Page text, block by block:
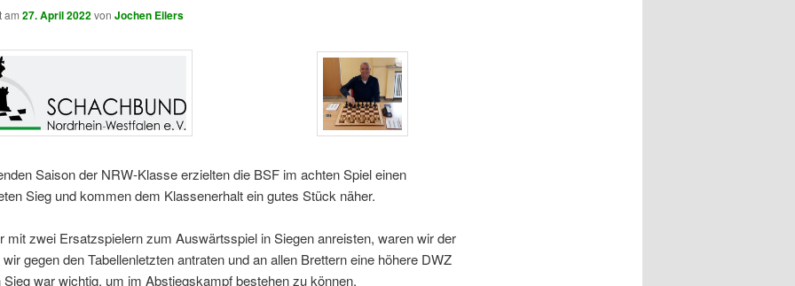
am 27. April 2022von Jochen Eilers
Saison der NRW-Klasse erzielten die BSF im achten Spiel einen
Sieg und kommen dem Klassenerhalt ein gutes Stück näher.
mit zwei Ersatzspielern zum Auswärtsspiel in Siegen anreisten, waren wir der
wir gegen den Tabellenletzten antraten und an allen Brettern eine höhere DWZ
Sieg war wichtig, um im Abstiegskampf bestehen zu können.